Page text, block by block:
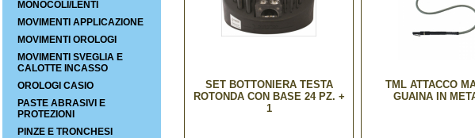
MONOCOLI/LENTI
MOVIMENTI APPLICAZIONE
MOVIMENTI OROLOGI
MOVIMENTI SVEGLIA E
CALOTTE INCASSO
OROLOGI CASIO
PASTE ABRASIVI E
PROTEZIONI
PINZE E TRONCHESI
SET BOTTONIERA TESTA
ROTONDA CON BASE 24 PZ. +
1
TML ATTACCO
GUAINA IN